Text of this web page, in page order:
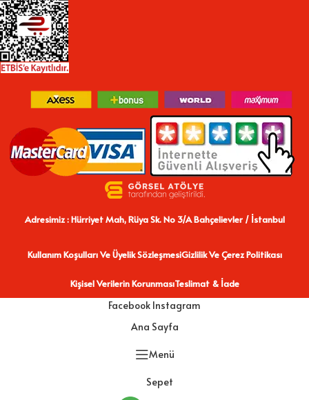
Adresimiz : Hürriyet Mah, Rüya Sk. No 3/A Bahçelievler / İstanbul
Kullanım Koşulları Ve Üyelik SözleşmesiGizlilik Ve Çerez Politikası
Kişisel Verilerin KorunmasıTeslimat & İade
Facebook Instagram
Ana Sayfa
Menü
Sepet